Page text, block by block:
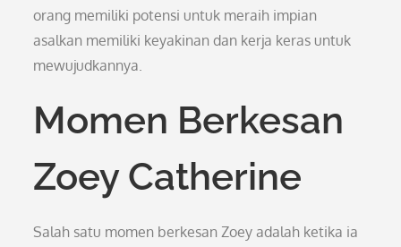
orang memiliki potensi untuk meraih impian
asalkan memiliki keyakinan dan kerja keras untuk
mewujudkannya.
Momen Berkesan
Zoey Catherine
Salah satu momen berkesan Zoey adalah ketika ia